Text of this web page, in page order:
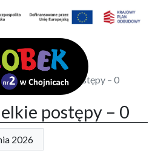
rączki wielkie postępy – 0
postępy – 0
2026